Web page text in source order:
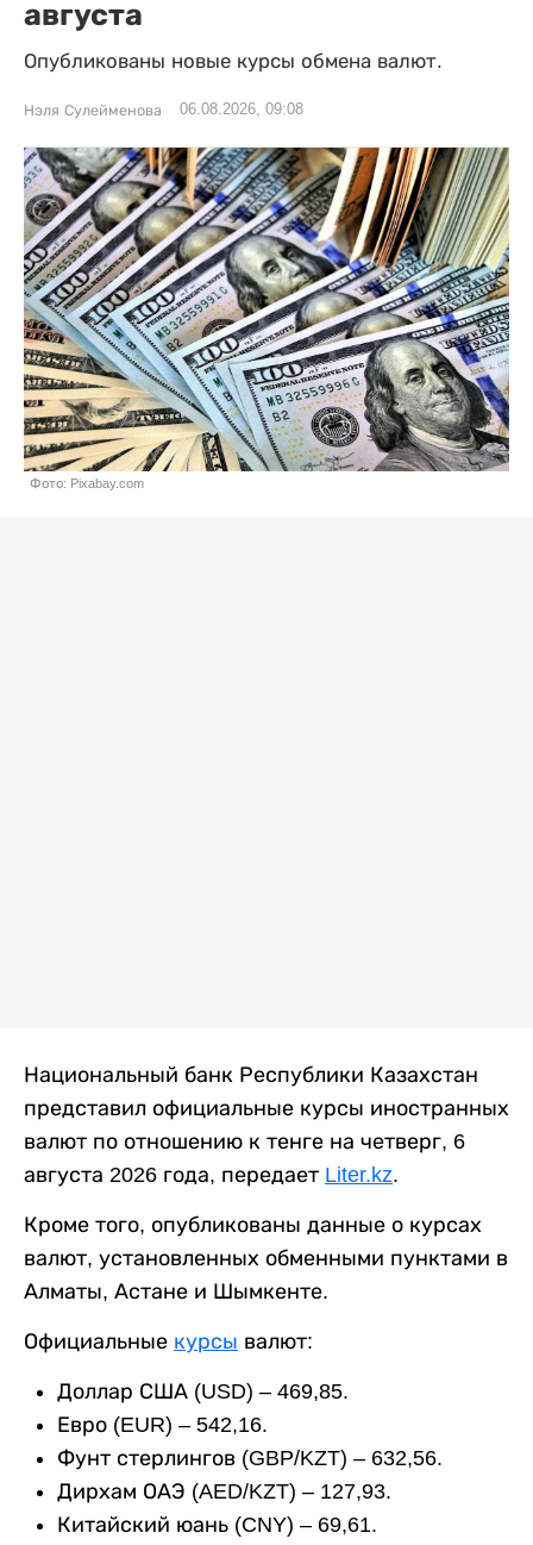
августа
Опубликованы новые курсы обмена валют.
Нэля Сулейменова 06.08.2026, 09:08
Фото: Pixabay.com
Национальный банк Республики Казахстан
представил официальные курсы иностранных
валют по отношению к тенге на четверг, 6
августа 2026 года, передает Liter.kz.
Кроме того, опубликованы данные о курсах
валют, установленных обменными пунктами в
Алматы, Астане и Шымкенте.
Официальные курсы валют:
Доллар США (USD) – 469,85.
Евро (EUR) – 542,16.
Фунт стерлингов (GBP/KZT) – 632,56.
Дирхам ОАЭ (AED/KZT) – 127,93.
Китайский юань (CNY) – 69,61.